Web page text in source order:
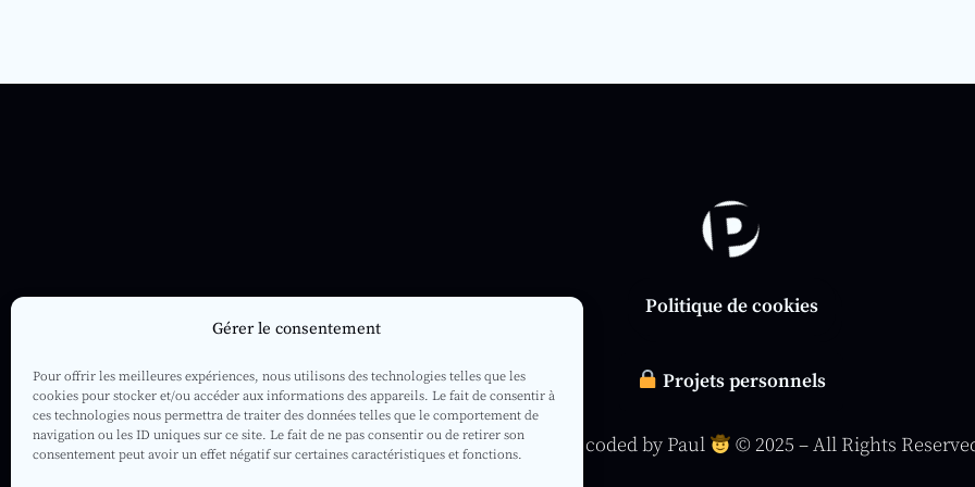
Gérer le consentement
Pour offrir les meilleures expériences, nous utilisons des technologies telles que les
cookies pour stocker et/ou accéder aux informations des appareils. Le fait de consentir à
ces technologies nous permettra de traiter des données telles que le comportement de
navigation ou les ID uniques sur ce site. Le fait de ne pas consentir ou de retirer son
consentement peut avoir un effet négatif sur certaines caractéristiques et fonctions.
Politique de cookies
Projets personnels
Designed & coded by Paul © 2025 – All Rights